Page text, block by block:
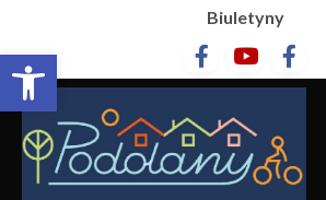
Otwórz pasek
Biuletyny